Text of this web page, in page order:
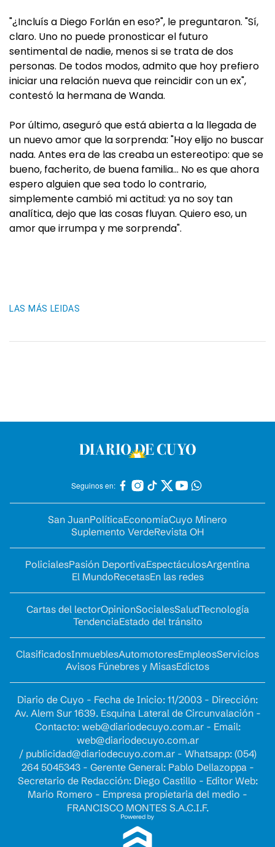
"¿Incluís a Diego Forlán en eso?", le preguntaron. "Sí,
claro. Uno no puede pronosticar el futuro
sentimental de nadie, menos si se trata de dos
personas. De todos modos, admito que hoy prefiero
iniciar una relación nueva que reincidir con un ex",
contestó la hermana de Wanda.
Por último, aseguró que está abierta a la llegada de
un nuevo amor que la sorprenda: "Hoy elijo no buscar
nada. Antes era de las creaba un estereotipo: que se
bueno, facherito, de buena familia… No es que ahora
espero alguien que sea todo lo contrario,
simplemente cambió mi actitud: ya no soy tan
analítica, dejo que las cosas fluyan. Quiero eso, un
amor que irrumpa y me sorprenda".
LAS MÁS LEIDAS
Seguinos en:
San JuanPolíticaEconomíaCuyo Minero
Suplemento VerdeRevista OH
PolicialesPasión DeportivaEspectáculosArgentina
El MundoRecetasEn las redes
Cartas del lectorOpinionSocialesSaludTecnología
TendenciaEstado del tránsito
ClasificadosInmueblesAutomotoresEmpleosServicios
Avisos Fúnebres y MisasEdictos
Diario de Cuyo - Fecha de Inicio: 11/2003 - Dirección:
Av. Alem Sur 1639. Esquina Lateral de Circunvalación -
Contacto: web@diariodecuyo.com.ar- Email:
web@diariodecuyo.com.ar
/ publicidad@diariodecuyo.com.ar- Whatsapp: (054)
264 5045343 - Gerente General: Pablo Dellazoppa -
Secretario de Redacción: Diego Castillo - Editor Web:
Mario Romero - Empresa propietaria del medio -
FRANCISCO MONTES S.A.C.I.F.